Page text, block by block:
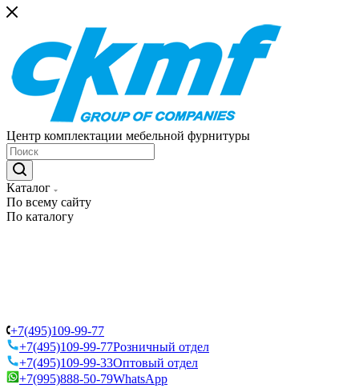
Центр комплектации мебельной фурнитуры
Каталог
По всему сайту
По каталогу
+7(495)109-99-77
+7(495)109-99-77Розничный отдел
+7(495)109-99-33Оптовый отдел
+7(995)888-50-79WhatsApp